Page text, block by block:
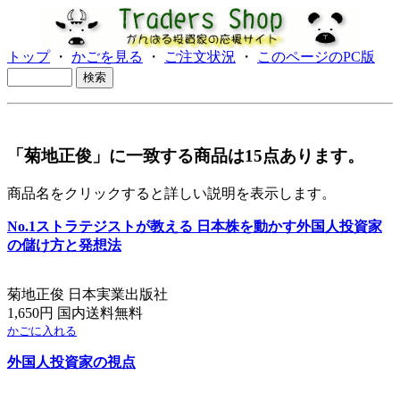
トップ・ かごを見る ・ ご注文状況 ・ このページのPC版
「菊地正俊」に一致する商品は15点あります。
商品名をクリックすると詳しい説明を表示します。
No.1ストラテジストが教える 日本株を動かす外国人投資家
の儲け方と発想法
菊地正俊 日本実業出版社
1,650円 国内送料無料
かごに入れる
外国人投資家の視点